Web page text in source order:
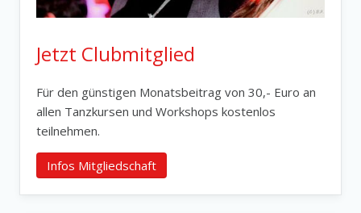
Jetzt Clubmitglied
Für den günstigen Monatsbeitrag von 30,- Euro an
allen Tanzkursen und Workshops kostenlos
teilnehmen.
Infos Mitgliedschaft